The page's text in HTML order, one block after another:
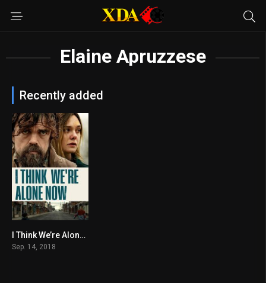
Elaine Apruzzese
Recently added
5.7I Think We’re Alone Now
Sep. 14, 2018